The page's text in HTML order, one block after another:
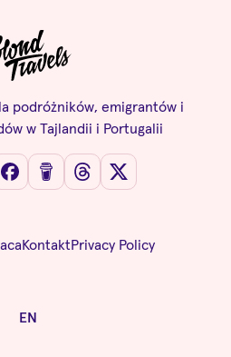
podróżników, emigrantów i
w Tajlandii i Portugalii
KontaktPrivacy Policy
EN